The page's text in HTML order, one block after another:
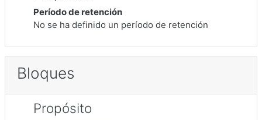
Período de retención
No se ha definido un período de retención
Bloques
Propósito